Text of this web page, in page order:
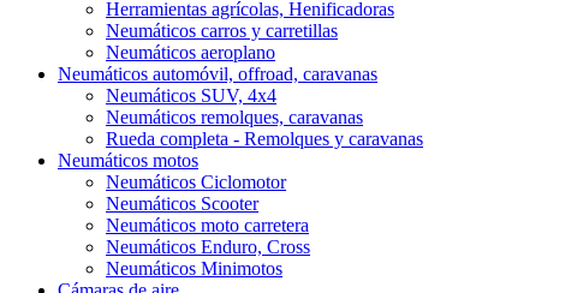
Herramientas agrícolas, Henificadoras
Neumáticos carros y carretillas
Neumáticos aeroplano
Neumáticos automóvil, offroad, caravanas
Neumáticos SUV, 4x4
Neumáticos remolques, caravanas
Rueda completa - Remolques y caravanas
Neumáticos motos
Neumáticos Ciclomotor
Neumáticos Scooter
Neumáticos moto carretera
Neumáticos Enduro, Cross
Neumáticos Minimotos